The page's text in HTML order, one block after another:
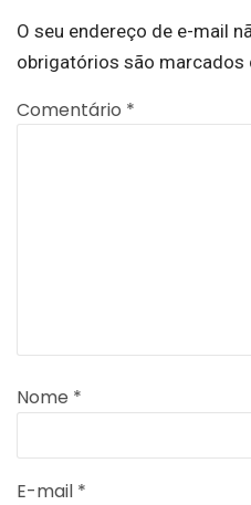
O seu endereço de e-mail
obrigatórios são marcados
Comentário *
Nome *
E-mail *